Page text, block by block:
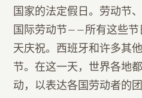
国家的法定假日。劳动节
国际劳动节——所有这些节
天庆祝。西班牙和许多其
节。在这一天，世界各地
动，以表达各国劳动者的团